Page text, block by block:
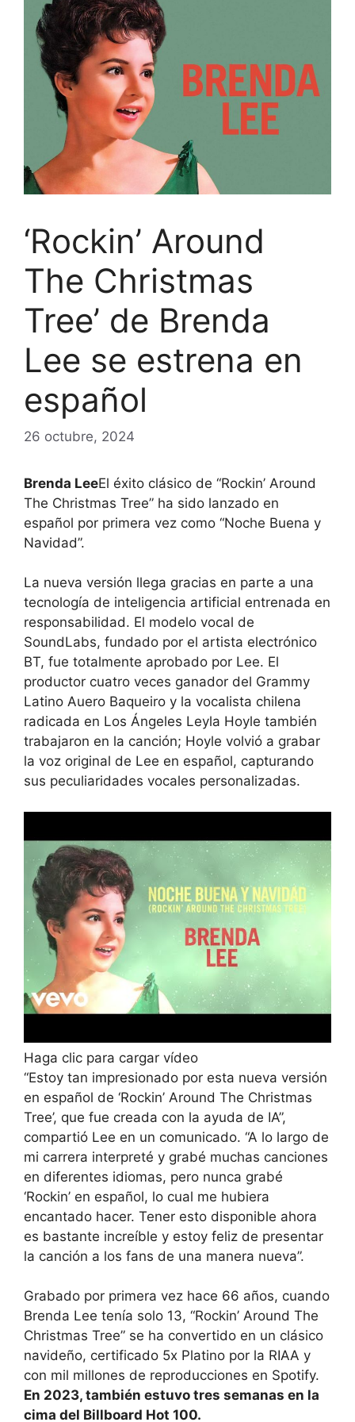
‘Rockin’ Around
The Christmas
Tree’ de Brenda
Lee se estrena en
español
26 octubre, 2024
Brenda LeeEl éxito clásico de “Rockin’ Around
The Christmas Tree” ha sido lanzado en
español por primera vez como “Noche Buena y
Navidad”.
La nueva versión llega gracias en parte a una
tecnología de inteligencia artificial entrenada en
responsabilidad. El modelo vocal de
SoundLabs, fundado por el artista electrónico
BT, fue totalmente aprobado por Lee. El
productor cuatro veces ganador del Grammy
Latino Auero Baqueiro y la vocalista chilena
radicada en Los Ángeles Leyla Hoyle también
trabajaron en la canción; Hoyle volvió a grabar
la voz original de Lee en español, capturando
sus peculiaridades vocales personalizadas.
Haga clic para cargar vídeo
“Estoy tan impresionado por esta nueva versión
en español de ‘Rockin’ Around The Christmas
Tree’, que fue creada con la ayuda de IA”,
compartió Lee en un comunicado. “A lo largo de
mi carrera interpreté y grabé muchas canciones
en diferentes idiomas, pero nunca grabé
‘Rockin’ en español, lo cual me hubiera
encantado hacer. Tener esto disponible ahora
es bastante increíble y estoy feliz de presentar
la canción a los fans de una manera nueva”.
Grabado por primera vez hace 66 años, cuando
Brenda Lee tenía solo 13, “Rockin’ Around The
Christmas Tree” se ha convertido en un clásico
navideño, certificado 5x Platino por la RIAA y
con mil millones de reproducciones en Spotify.
En 2023, también estuvo tres semanas en la
cima del Billboard Hot 100.